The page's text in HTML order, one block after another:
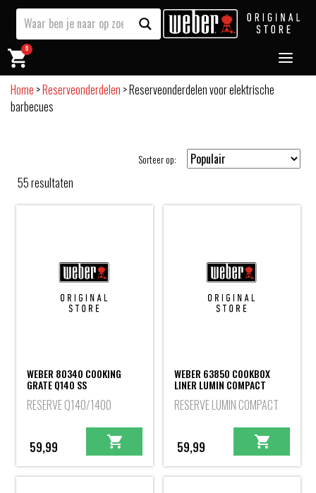
0
Home >Reserveonderdelen >Reserveonderdelen voor elektrische
barbecues
55resultaten
Sorteer op:
WEBER 80340 COOKING
GRATE Q140 SS
RESERVE Q140/1400
59,99
WEBER 63850 COOKBOX
LINER LUMIN COMPACT
RESERVE LUMIN COMPACT
59,99